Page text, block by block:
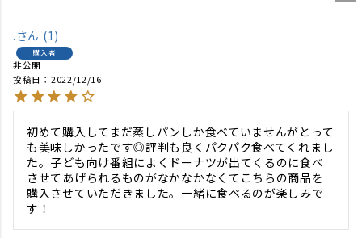
. 1
購入者
非公開
投稿日
2022/12/16
初めて購入してまだ蒸しパンしか食べていませんがとって
も美味しかったです◎評判も良くパクパク食べてくれまし
た。子ども向け番組によくドーナツが出てくるのに食べ
させてあげられるものがなかなかなくてこちらの商品を
購入させていただきました。一緒に食べるのが楽しみで
す！